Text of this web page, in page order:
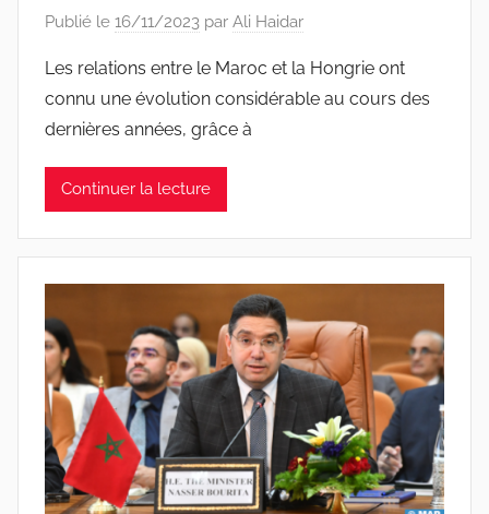
Publié le 16/11/2023 par Ali Haidar
Les relations entre le Maroc et la Hongrie ont
connu une évolution considérable au cours des
dernières années, grâce à
Continuer la lecture